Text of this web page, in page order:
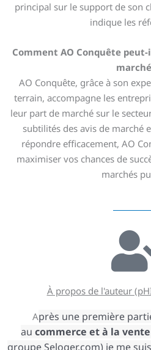
principal sur le support de son
indique les
Comment AO Conquête peut-
AO Conquête, grâce à son
terrain, accompagne les
leur part de marché sur le
subtilités des avis de marché
répondre efficacement, AO
maximiser vos chances de
marchés
À propos de l'auteur
Après une première
au commerce et à la vente
groupe Seloger.com) je me